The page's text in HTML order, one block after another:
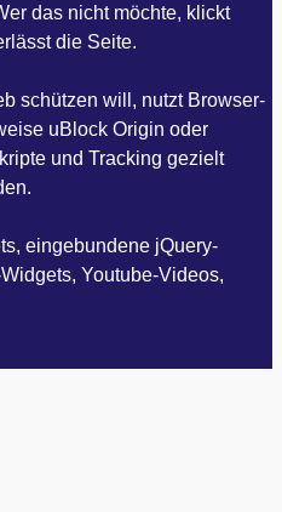
das nicht möchte, klickt
die Seite.
schützen will, nutzt Browser-
uBlock Origin oder
und Tracking gezielt
eingebundene jQuery-
Youtube-Videos,